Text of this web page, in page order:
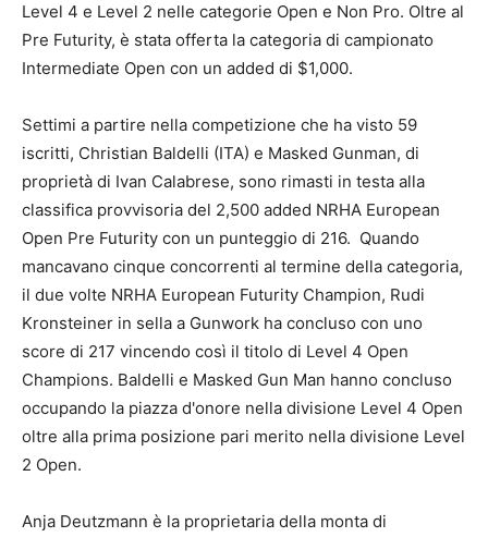
Level 4 e Level 2 nelle categorie Open e Non Pro. Oltre al
Pre Futurity, è stata offerta la categoria di campionato
Intermediate Open con un added di $1,000.
Settimi a partire nella competizione che ha visto 59
iscritti, Christian Baldelli (ITA) e Masked Gunman, di
proprietà di Ivan Calabrese, sono rimasti in testa alla
classifica provvisoria del 2,500 added NRHA European
Open Pre Futurity con un punteggio di 216. Quando
mancavano cinque concorrenti al termine della categoria,
il due volte NRHA European Futurity Champion, Rudi
Kronsteiner in sella a Gunwork ha concluso con uno
score di 217 vincendo così il titolo di Level 4 Open
Champions. Baldelli e Masked Gun Man hanno concluso
occupando la piazza d'onore nella divisione Level 4 Open
oltre alla prima posizione pari merito nella divisione Level
2 Open.
Anja Deutzmann è la proprietaria della monta di